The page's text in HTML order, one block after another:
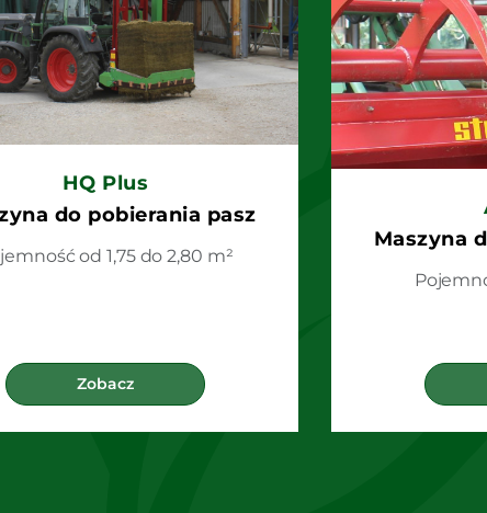
HQ Plus
do pobierania pasz
od 1,75 do 2,80 m²
Zobacz
Maszyna